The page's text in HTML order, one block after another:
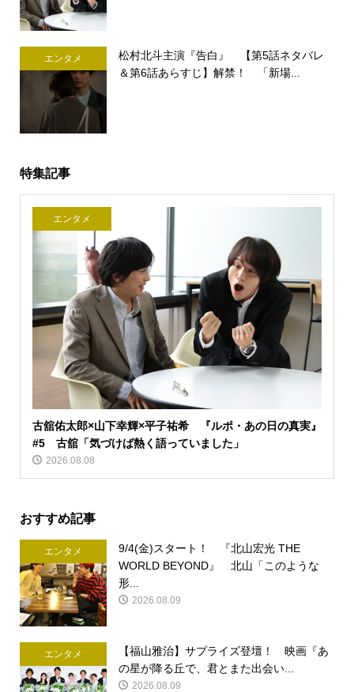
エンタメ
松村北斗主演『告白』 【第5話ネタバレ
＆第6話あらすじ】解禁！ 「新場...
特集記事
エンタメ
古舘佑太郎×山下幸輝×平子祐希 『ルポ・あの日の真実』
#5 古舘「気づけば熱く語っていました」
2026.08.08
おすすめ記事
エンタメ
9/4(金)スタート！ 『北山宏光 THE
WORLD BEYOND』 北山「このような
形...
2026.08.09
エンタメ
【福山雅治】サプライズ登壇！ 映画『あ
の星が降る丘で、君とまた出会い...
2026.08.09